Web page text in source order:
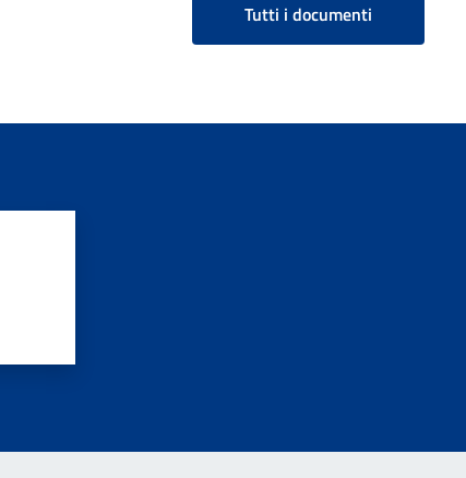
Tutti i documenti